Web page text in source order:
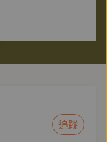
追蹤